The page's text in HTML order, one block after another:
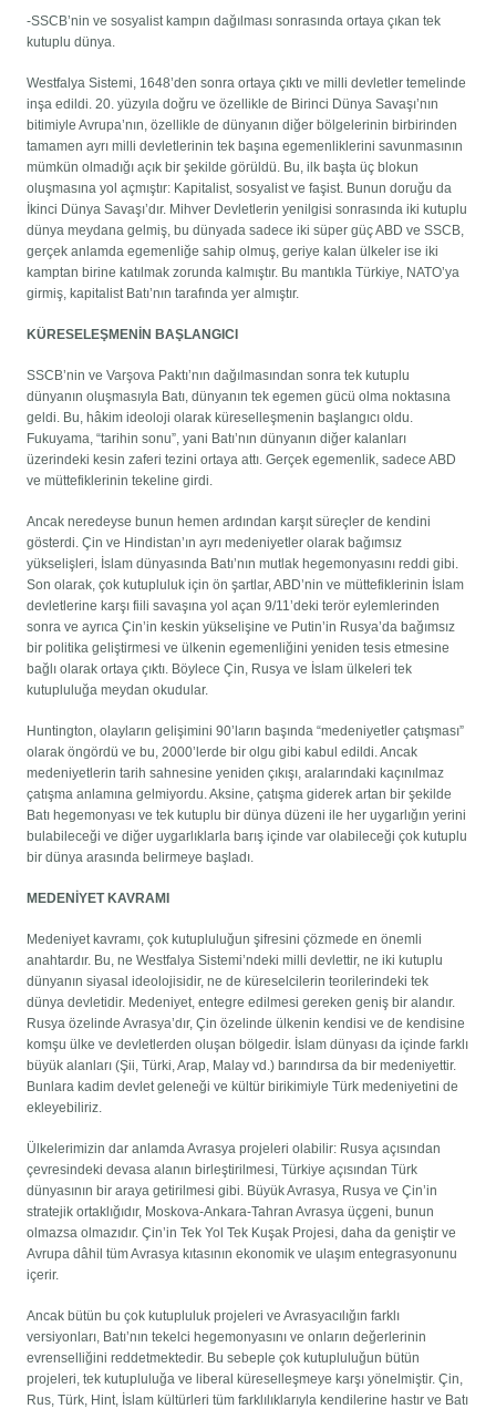
-SSCB’nin ve sosyalist kampın dağılması sonrasında ortaya çıkan tek
kutuplu dünya.
Westfalya Sistemi, 1648’den sonra ortaya çıktı ve milli devletler temelinde
inşa edildi. 20. yüzyıla doğru ve özellikle de Birinci Dünya Savaşı’nın
bitimiyle Avrupa’nın, özellikle de dünyanın diğer bölgelerinin birbirinden
tamamen ayrı milli devletlerinin tek başına egemenliklerini savunmasının
mümkün olmadığı açık bir şekilde görüldü. Bu, ilk başta üç blokun
oluşmasına yol açmıştır: Kapitalist, sosyalist ve faşist. Bunun doruğu da
İkinci Dünya Savaşı’dır. Mihver Devletlerin yenilgisi sonrasında iki kutuplu
dünya meydana gelmiş, bu dünyada sadece iki süper güç ABD ve SSCB,
gerçek anlamda egemenliğe sahip olmuş, geriye kalan ülkeler ise iki
kamptan birine katılmak zorunda kalmıştır. Bu mantıkla Türkiye, NATO’ya
girmiş, kapitalist Batı’nın tarafında yer almıştır.
KÜRESELEŞMENİN BAŞLANGICI
SSCB’nin ve Varşova Paktı’nın dağılmasından sonra tek kutuplu
dünyanın oluşmasıyla Batı, dünyanın tek egemen gücü olma noktasına
geldi. Bu, hâkim ideoloji olarak küreselleşmenin başlangıcı oldu.
Fukuyama, “tarihin sonu”, yani Batı’nın dünyanın diğer kalanları
üzerindeki kesin zaferi tezini ortaya attı. Gerçek egemenlik, sadece ABD
ve müttefiklerinin tekeline girdi.
Ancak neredeyse bunun hemen ardından karşıt süreçler de kendini
gösterdi. Çin ve Hindistan’ın ayrı medeniyetler olarak bağımsız
yükselişleri, İslam dünyasında Batı’nın mutlak hegemonyasını reddi gibi.
Son olarak, çok kutupluluk için ön şartlar, ABD’nin ve müttefiklerinin İslam
devletlerine karşı fiili savaşına yol açan 9/11’deki terör eylemlerinden
sonra ve ayrıca Çin’in keskin yükselişine ve Putin’in Rusya’da bağımsız
bir politika geliştirmesi ve ülkenin egemenliğini yeniden tesis etmesine
bağlı olarak ortaya çıktı. Böylece Çin, Rusya ve İslam ülkeleri tek
kutupluluğa meydan okudular.
Huntington, olayların gelişimini 90’ların başında “medeniyetler çatışması”
olarak öngördü ve bu, 2000’lerde bir olgu gibi kabul edildi. Ancak
medeniyetlerin tarih sahnesine yeniden çıkışı, aralarındaki kaçınılmaz
çatışma anlamına gelmiyordu. Aksine, çatışma giderek artan bir şekilde
Batı hegemonyası ve tek kutuplu bir dünya düzeni ile her uygarlığın yerini
bulabileceği ve diğer uygarlıklarla barış içinde var olabileceği çok kutuplu
bir dünya arasında belirmeye başladı.
MEDENİYET KAVRAMI
Medeniyet kavramı, çok kutupluluğun şifresini çözmede en önemli
anahtardır. Bu, ne Westfalya Sistemi’ndeki milli devlettir, ne iki kutuplu
dünyanın siyasal ideolojisidir, ne de küreselcilerin teorilerindeki tek
dünya devletidir. Medeniyet, entegre edilmesi gereken geniş bir alandır.
Rusya özelinde Avrasya’dır, Çin özelinde ülkenin kendisi ve de kendisine
komşu ülke ve devletlerden oluşan bölgedir. İslam dünyası da içinde farklı
büyük alanları (Şii, Türki, Arap, Malay vd.) barındırsa da bir medeniyettir.
Bunlara kadim devlet geleneği ve kültür birikimiyle Türk medeniyetini de
ekleyebiliriz.
Ülkelerimizin dar anlamda Avrasya projeleri olabilir: Rusya açısından
çevresindeki devasa alanın birleştirilmesi, Türkiye açısından Türk
dünyasının bir araya getirilmesi gibi. Büyük Avrasya, Rusya ve Çin’in
stratejik ortaklığıdır, Moskova-Ankara-Tahran Avrasya üçgeni, bunun
olmazsa olmazıdır. Çin’in Tek Yol Tek Kuşak Projesi, daha da geniştir ve
Avrupa dâhil tüm Avrasya kıtasının ekonomik ve ulaşım entegrasyonunu
içerir.
Ancak bütün bu çok kutupluluk projeleri ve Avrasyacılığın farklı
versiyonları, Batı’nın tekelci hegemonyasını ve onların değerlerinin
evrenselliğini reddetmektedir. Bu sebeple çok kutupluluğun bütün
projeleri, tek kutupluluğa ve liberal küreselleşmeye karşı yönelmiştir. Çin,
Rus, Türk, Hint, İslam kültürleri tüm farklılıklarıyla kendilerine hastır ve Batı